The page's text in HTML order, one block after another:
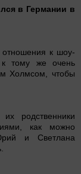
в Германии в
отношения к шоу-
к тому же очень
Холмсом, чтобы
родственники
как можно
и Светлана